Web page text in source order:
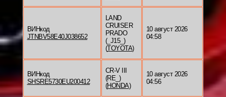
ВИНкод
JTNBV58E40J038652
LAND
CRUISER
PRADO
(_J15_)
(TOYOTA)
10 август 2026
04:58
ВИНкод
SHSRE5730EU200412
CR-V III
(RE_)
(HONDA)
10 август 2026
04:56